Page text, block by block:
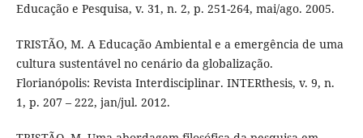
Educação e Pesquisa, v. 31, n. 2, p. 251-264, mai/ago. 2005.
TRISTÃO, M. A Educação Ambiental e a emergência de uma
cultura sustentável no cenário da globalização.
Florianópolis: Revista Interdisciplinar. INTERthesis, v. 9, n.
1, p. 207 – 222, jan/jul. 2012.